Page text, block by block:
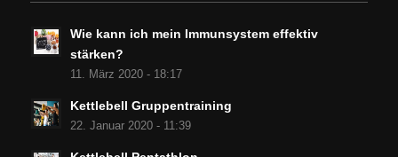
Wie kann ich mein Immunsystem effektiv
stärken?
11. März 2020 - 18:17
Kettlebell Gruppentraining
22. Januar 2020 - 11:39